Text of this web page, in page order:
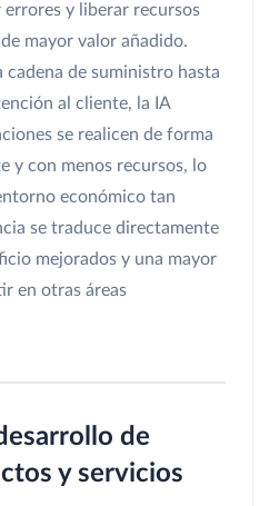
y liberar recursos
mayor valor añadido.
cadena de suministro hasta
al cliente, la IA
se realicen de forma
y con menos recursos, lo
económico tan
se traduce directamente
mejorados y una mayor
en otras áreas
de
y servicios